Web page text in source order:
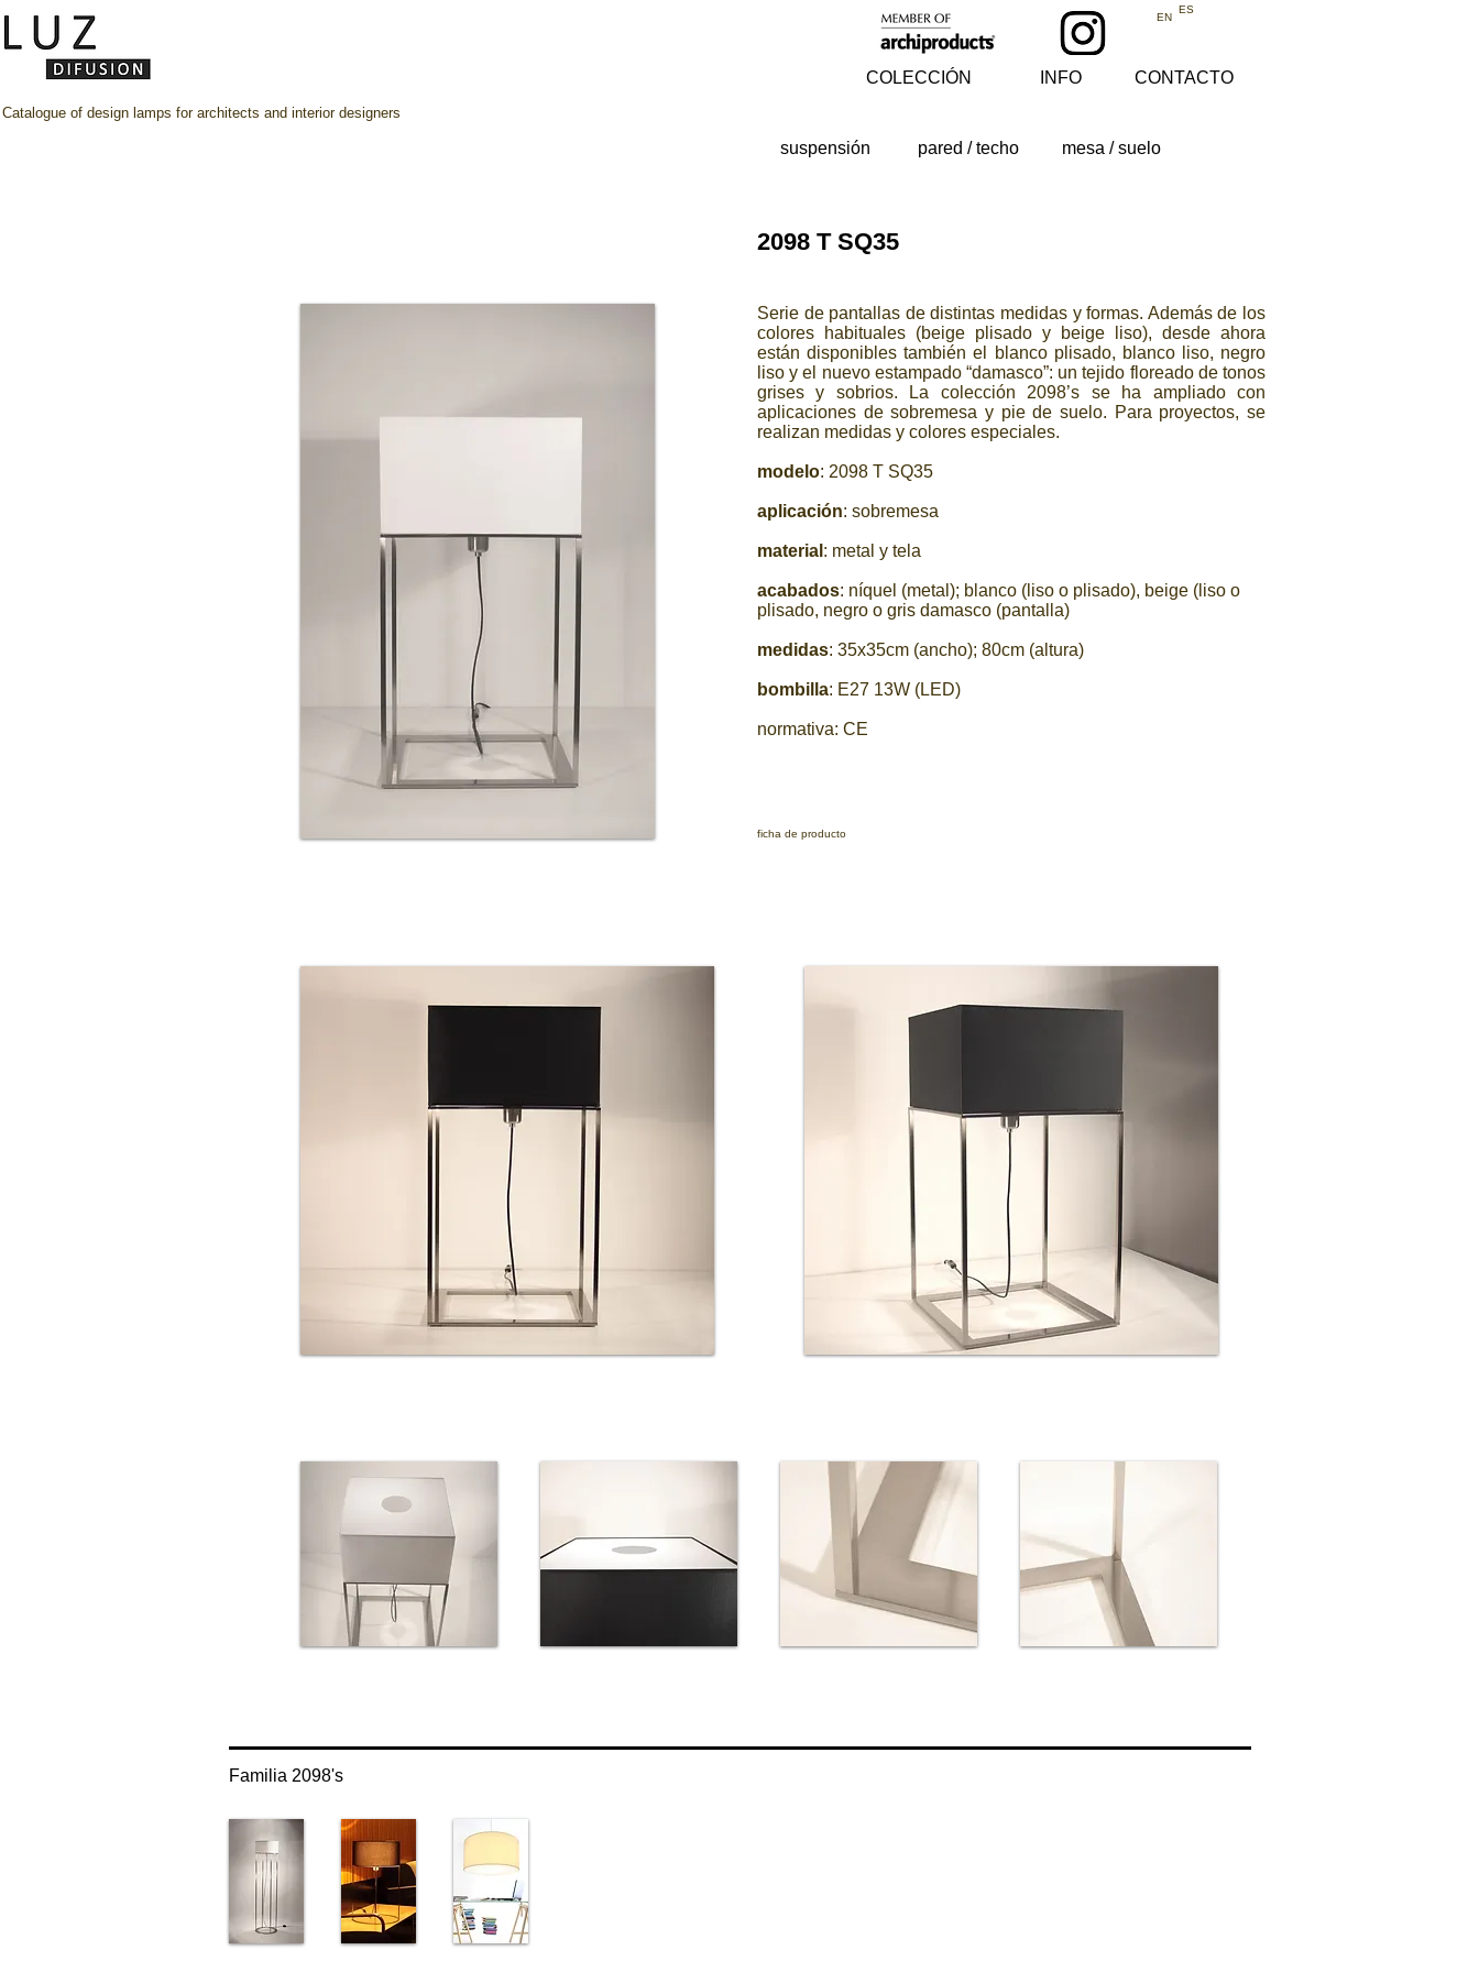
EN
ES
Catalogue of design lamps for architects and interior designers
COLECCIÓN INFO CONTACTO
suspensión pared / techo mesa / suelo
2098 T SQ35
Serie de pantallas de distintas medidas y formas. Además de los
colores habituales (beige plisado y beige liso), desde ahora
están disponibles también el blanco plisado, blanco liso, negro
liso y el nuevo estampado “damasco”: un tejido floreado de tonos
grises y sobrios. La colección 2098’s se ha ampliado con
aplicaciones de sobremesa y pie de suelo. Para proyectos, se
realizan medidas y colores especiales.
modelo: 2098 T SQ35
aplicación: sobremesa
material : metal y tela
acabados: níquel (metal); blanco (liso o plisado), beige (liso o
plisado, negro o gris damasco (pantalla)
medidas: 35x35cm (ancho); 80cm (altura)
bombilla: E27 13W (LED)
normativa: CE
ficha de producto
Familia 2098's